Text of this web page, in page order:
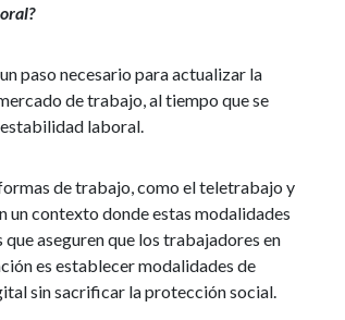
paso necesario para actualizar la
de trabajo, al tiempo que se
laboral.
de trabajo, como el teletrabajo y
un contexto donde estas modalidades
aseguren que los trabajadores en
es establecer modalidades de
sin sacrificar la protección social.